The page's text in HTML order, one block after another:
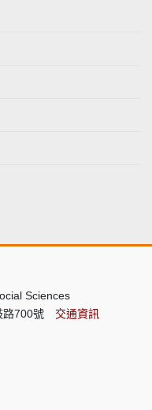
Sciences
路700號 交通資訊